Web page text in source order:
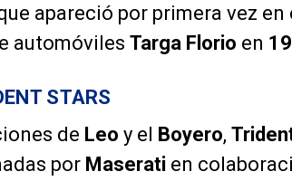
apareció por primera vez en
automóviles Targa Florio en
STARS
de Leo y el Boyero,
por Maserati en